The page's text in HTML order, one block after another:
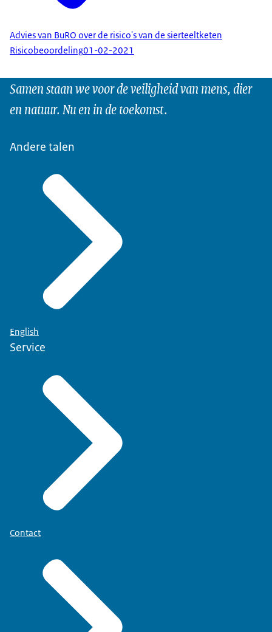
Advies van BuRO over de risico's van de sierteeltketen
Risicobeoordeling01-02-2021
Samen staan we voor de veiligheid van mens, dier
en natuur. Nu en in de toekomst.
Andere talen
English
Service
Contact